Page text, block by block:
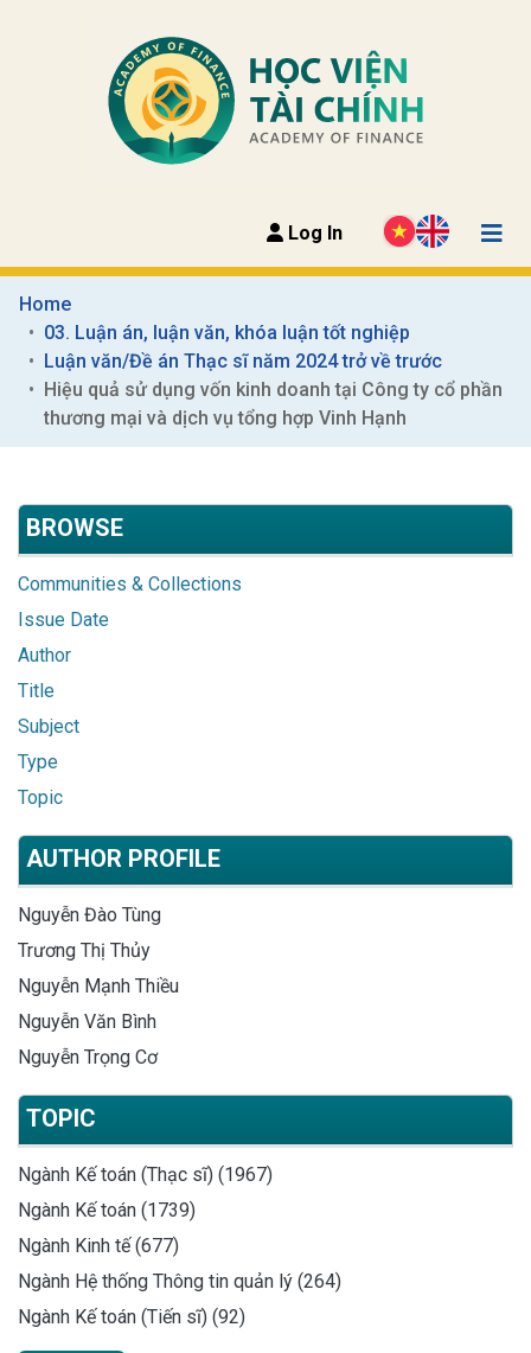
Log In
Home
03. Luận án, luận văn, khóa luận tốt nghiệp
Luận văn/Đề án Thạc sĩ năm 2024 trở về trước
Hiệu quả sử dụng vốn kinh doanh tại Công ty cổ phần
thương mại và dịch vụ tổng hợp Vinh Hạnh
BROWSE
Communities & Collections
Issue Date
Author
Title
Subject
Type
Topic
AUTHOR PROFILE
Nguyễn Đào Tùng
Trương Thị Thủy
Nguyễn Mạnh Thiều
Nguyễn Văn Bình
Nguyễn Trọng Cơ
TOPIC
Ngành Kế toán (Thạc sĩ) (1967)
Ngành Kế toán (1739)
Ngành Kinh tế (677)
Ngành Hệ thống Thông tin quản lý (264)
Ngành Kế toán (Tiến sĩ) (92)